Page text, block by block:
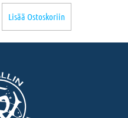
Lisää Ostoskoriin